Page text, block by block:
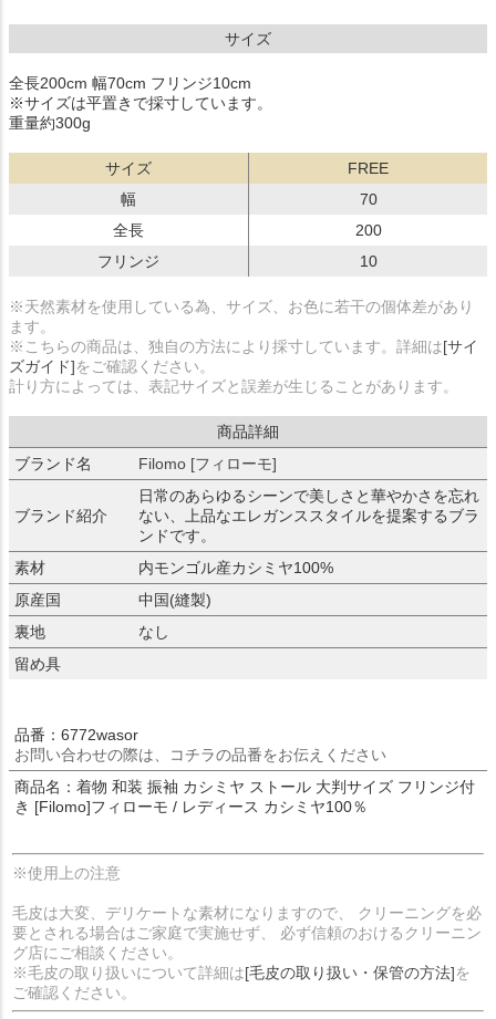
サイズ
全長200cm 幅70cm フリンジ10cm
※サイズは平置きで採寸しています。
重量約300g
サイズ
FREE
幅
70
全長
200
フリンジ
10
※天然素材を使用している為、サイズ、お色に若干の個体差があり
ます。
※こちらの商品は、独自の方法により採寸しています。詳細は[サイ
ズガイド]をご確認ください。
計り方によっては、表記サイズと誤差が生じることがあります。
商品詳細
ブランド名
Filomo [フィローモ]
ブランド紹介
日常のあらゆるシーンで美しさと華やかさを忘れ
ない、上品なエレガンススタイルを提案するブラ
ンドです。
素材
内モンゴル産カシミヤ100%
原産国
中国(縫製)
裏地
なし
留め具
品番：6772wasor
お問い合わせの際は、コチラの品番をお伝えください
商品名：着物 和装 振袖 カシミヤ ストール 大判サイズ フリンジ付
き [Filomo]フィローモ / レディース カシミヤ100％
※使用上の注意
毛皮は大変、デリケートな素材になりますので、 クリーニングを必
要とされる場合はご家庭で実施せず、 必ず信頼のおけるクリーニン
グ店にご相談ください。
※毛皮の取り扱いについて詳細は[毛皮の取り扱い・保管の方法]を
ご確認ください。